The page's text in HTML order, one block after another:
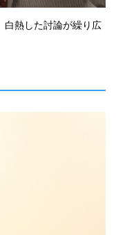
白熱した討論が繰り広